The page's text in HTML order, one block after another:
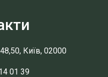
Київ, 02000
01 39